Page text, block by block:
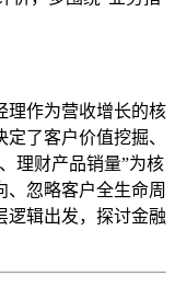
理作为营收增长的核
了客户价值挖掘、
理财产品销量”为核
、忽略客户全生命周
逻辑出发，探讨金融